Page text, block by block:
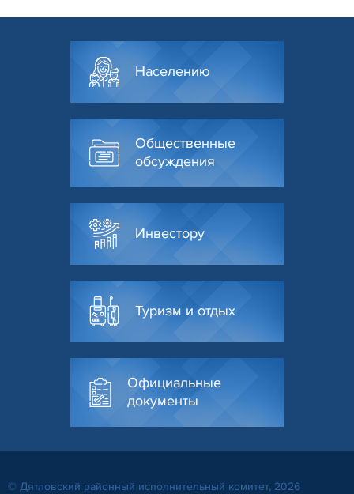
Населению
Общественные
обсуждения
Инвестору
Туризм и отдых
Официальные
документы
© Дятловский районный исполнительный комитет, 2026